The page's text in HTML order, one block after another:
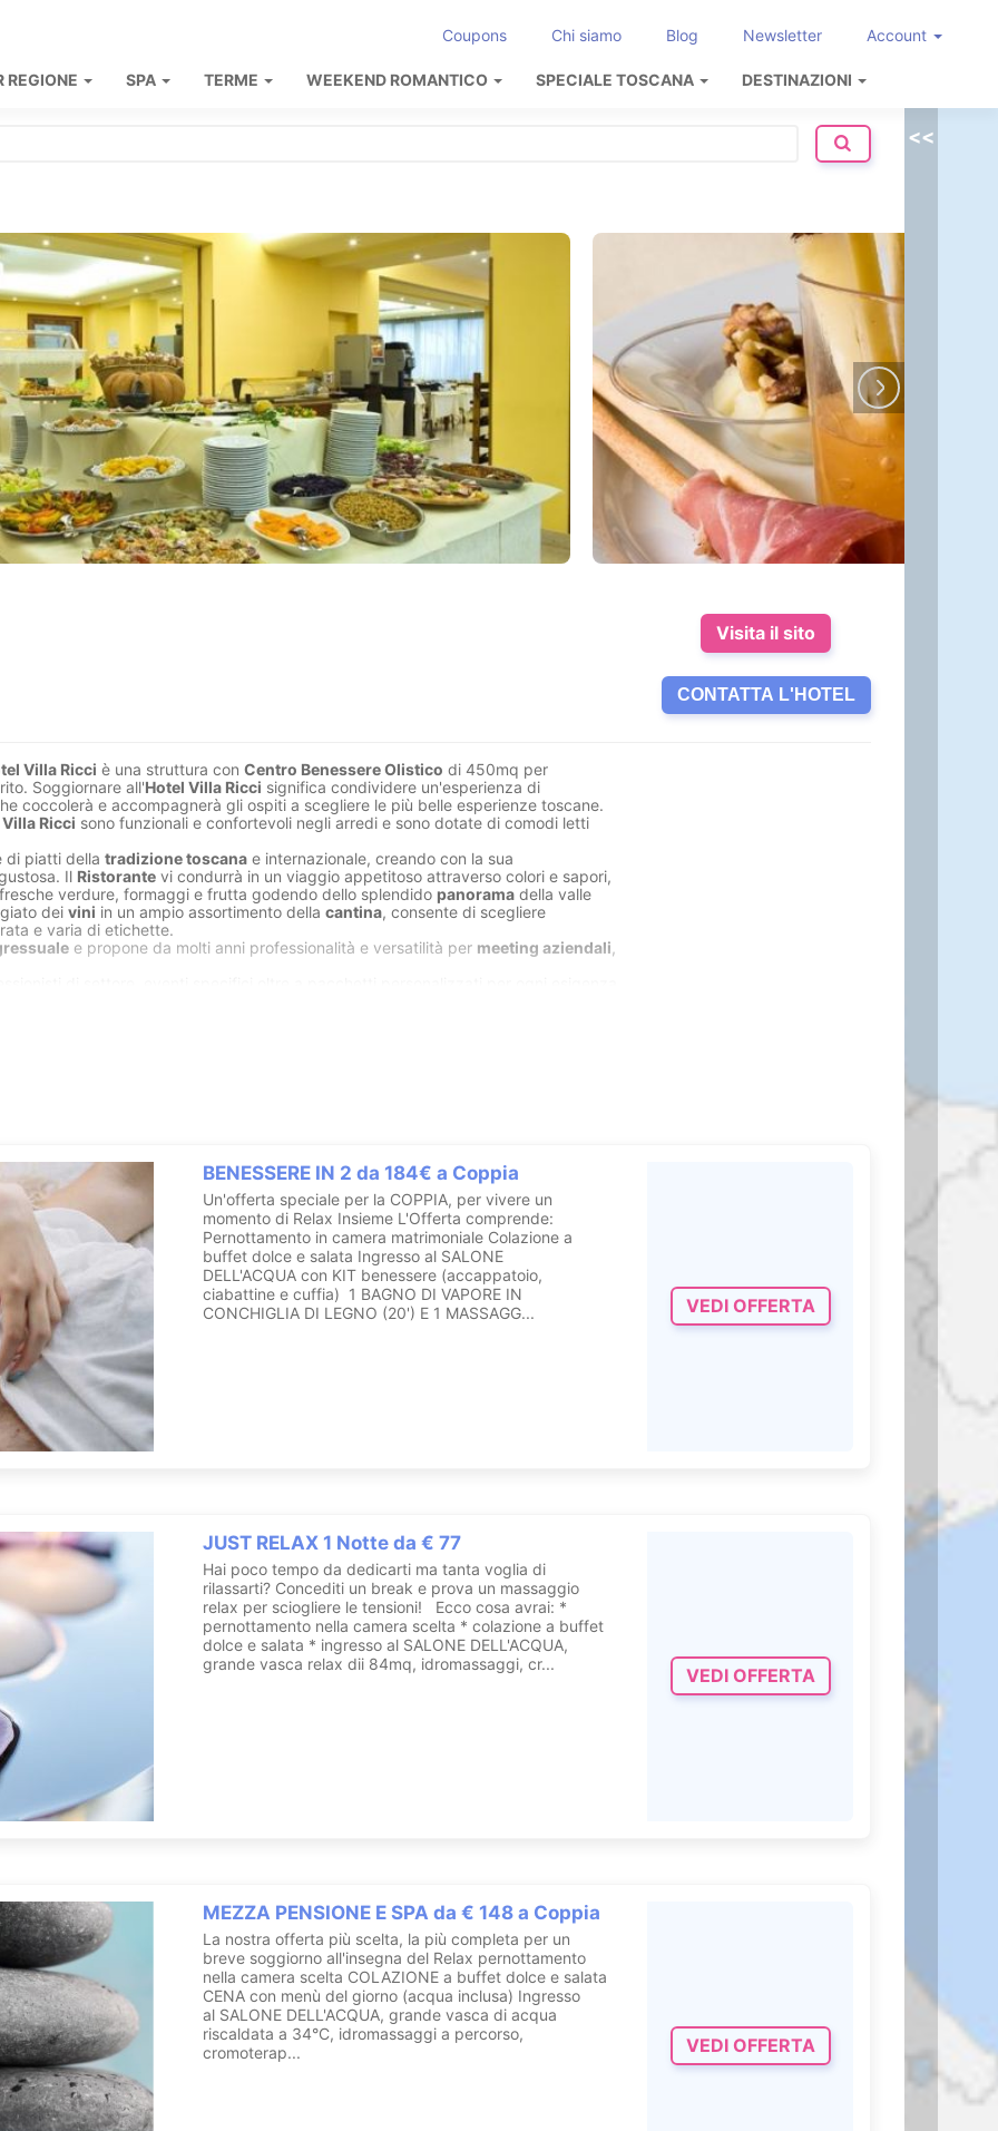
Coupons Chi siamo Blog Newsletter Account
REGIONE SPA TERME WEEKEND ROMANTICO SPECIALE TOSCANA DESTINAZIONI
Visita il sito
CONTATTA L'HOTEL
Villa Ricci è una struttura con Centro Benessere Olistico di 450mq per
Soggiornare all'Hotel Villa Ricci significa condividere un'esperienza di
coccolerà e accompagnerà gli ospiti a scegliere le più belle esperienze toscane.
Ricci sono funzionali e confortevoli negli arredi e sono dotate di comodi letti
di piatti della tradizione toscana e internazionale, creando con la sua
Il Ristorante vi condurrà in un viaggio appetitoso attraverso colori e sapori,
verdure, formaggi e frutta godendo dello splendido panorama della valle
dei vini in un ampio assortimento della cantina, consente di scegliere
e varia di etichette.
e propone da molti anni professionalità e versatilità per meeting aziendali
emusicoterapia
Corner In Movimento . Per accedere alCentro Benessere Olisticol’Hotel Villa
persona valide per tutto il soggiorno.
di puro relax in attesa di poter conoscere le nostreoperatrici e proseguire il
CONTATTA Hotel Villa Ricci
BENESSERE IN 2 da 184€ a Coppia
Un'offerta speciale per la COPPIA, per vivere un
momento di Relax Insieme L'Offerta comprende:
Pernottamento in camera matrimoniale Colazione a
buffet dolce e salata Ingresso al SALONE
DELL'ACQUA con KIT benessere (accappatoio,
ciabattine e cuffia) 1 BAGNO DI VAPORE IN
CONCHIGLIA DI LEGNO (20') E 1 MASSAGG...
VEDI OFFERTA
JUST RELAX 1 Notte da € 77
Hai poco tempo da dedicarti ma tanta voglia di
rilassarti? Concediti un break e prova un massaggio
relax per sciogliere le tensioni! Ecco cosa avrai: *
pernottamento nella camera scelta * colazione a buffet
dolce e salata * ingresso al SALONE DELL'ACQUA,
grande vasca relax dii 84mq, idromassaggi, cr...
VEDI OFFERTA
MEZZA PENSIONE E SPA da € 148 a Coppia
La nostra offerta più scelta, la più completa per un
breve soggiorno all'insegna del Relax pernottamento
nella camera scelta COLAZIONE a buffet dolce e salata
CENA con menù del giorno (acqua inclusa) Ingresso
al SALONE DELL'ACQUA, grande vasca di acqua
riscaldata a 34°C, idromassaggi a percorso,
cromoterap...
VEDI OFFERTA
<<